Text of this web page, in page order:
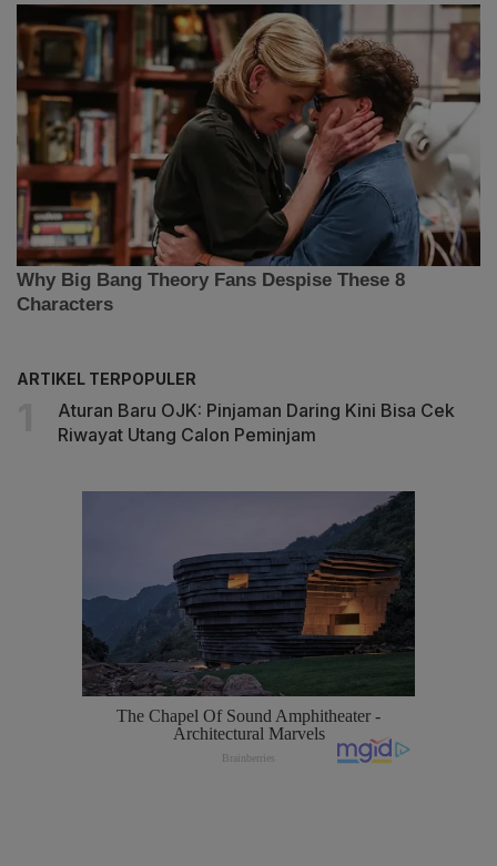
ARTIKEL TERPOPULER
Aturan Baru OJK: Pinjaman Daring Kini Bisa Cek
Riwayat Utang Calon Peminjam